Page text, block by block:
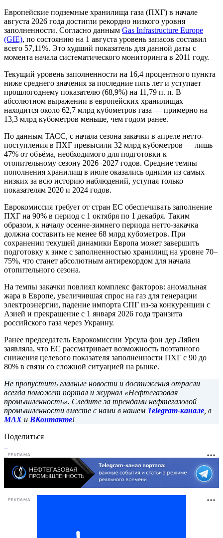
Европейские подземные хранилища газа (ПХГ) в начале
августа 2026 года достигли рекордно низкого уровня
заполненности. Согласно данным Gas Infrastructure Europe
(GIE), по состоянию на 1 августа уровень запасов составил
всего 57,11%. Это худший показатель для данной даты с
момента начала систематического мониторинга в 2011 году.
Текущий уровень заполненности на 16,4 процентного пункта
ниже среднего значения за последние пять лет и уступает
прошлогоднему показателю (68,9%) на 11,79 п. п. В
абсолютном выражении в европейских хранилищах
находится около 62,7 млрд кубометров газа — примерно на
13,3 млрд кубометров меньше, чем годом ранее.
По данным ТАСС, с начала сезона закачки в апреле нетто-
поступления в ПХГ превысили 32 млрд кубометров — лишь
47% от объёма, необходимого для подготовки к
отопительному сезону 2026–2027 годов. Средние темпы
пополнения хранилищ в июле оказались одними из самых
низких за всю историю наблюдений, уступая только
показателям 2020 и 2024 годов.
Еврокомиссия требует от стран ЕС обеспечивать заполнение
ПХГ на 90% в период с 1 октября по 1 декабря. Таким
образом, к началу осенне-зимнего периода нетто-закачка
должна составить не менее 68 млрд кубометров. При
сохранении текущей динамики Европа может завершить
подготовку к зиме с заполненностью хранилищ на уровне 70–
75%, что станет абсолютным антирекордом для начала
отопительного сезона.
На темпы закачки повлиял комплекс факторов: аномальная
жара в Европе, увеличившая спрос на газ для генерации
электроэнергии, падение импорта СПГ из-за конкуренции с
Азией и прекращение с 1 января 2026 года транзита
российского газа через Украину.
Ранее председатель Еврокомиссии Урсула фон дер Ляйен
заявляла, что ЕС рассматривает возможность поэтапного
снижения целевого показателя заполненности ПХГ с 90 до
80% в связи со сложной ситуацией на рынке.
Не пропустить главные новости и достижения отрасли
всегда поможет портал и журнал «Нефтегазовая
промышленность». Следите за трендами нефтегазовой
промышленности вместе с нами в нашем Telegram-канале , в
MAX и ВКонтакте!
Поделиться
РЕКЛАМА
РЕКЛАМА